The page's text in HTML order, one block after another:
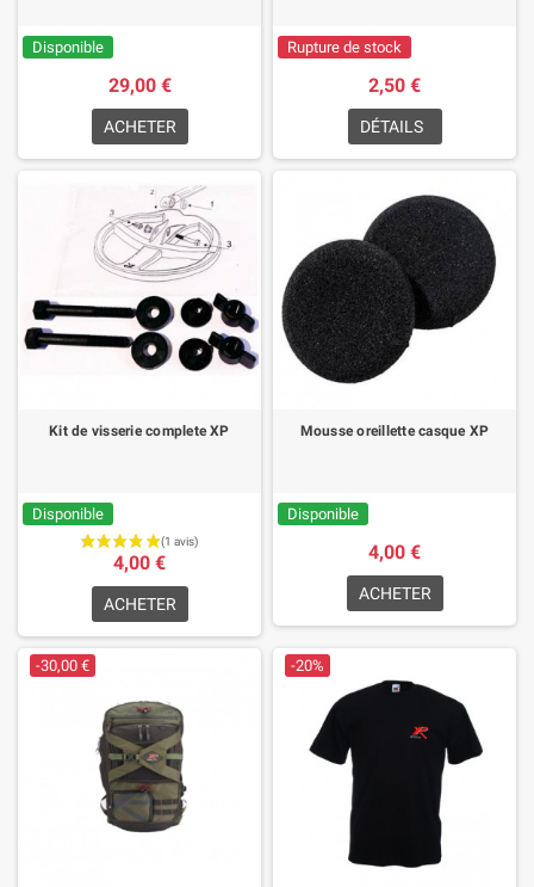
Disponible
29,00 €
ACHETER
Rupture de stock
2,50 €
DÉTAILS
Kit de visserie complete XP
Disponible
4,00 €
ACHETER
Mousse oreillette casque XP
Disponible
4,00 €
ACHETER
-30,00 € -20%